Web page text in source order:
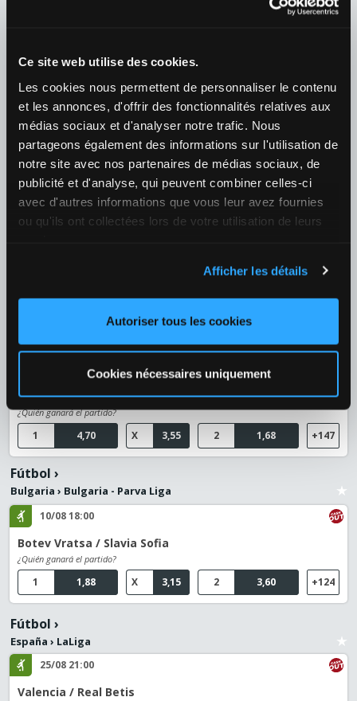
Ce site web utilise des cookies.
Les cookies nous permettent de personnaliser le contenu
et les annonces, d'offrir des fonctionnalités relatives aux
médias sociaux et d'analyser notre trafic. Nous
partageons également des informations sur l'utilisation de
notre site avec nos partenaires de médias sociaux, de
publicité et d'analyse, qui peuvent combiner celles-ci
avec d'autres informations que vous leur avez fournies
ou qu'ils ont collectées lors de votre utilisation de leurs
Afficher les détails
Autoriser tous les cookies
Cookies nécessaires uniquement
¿Quién ganará el partido?
08/08 19:00
Vitoria Guimaraes / Arouca
¿Quién ganará el partido?
1,88
1 3,45
X 3,95
2 +147
3,30
X 2
09/08 21:30
Moreirense / Braga
¿Quién ganará el partido?
4,70
1 3,55
X 1,68
2 +147
Fútbol ›
Bulgaria › Bulgaria - Parva Liga
10/08 18:00
Botev Vratsa / Slavia Sofia
¿Quién ganará el partido?
1,88
1 3,15
X 3,60
2 +124
Fútbol ›
España › LaLiga
25/08 21:00
Valencia / Real Betis